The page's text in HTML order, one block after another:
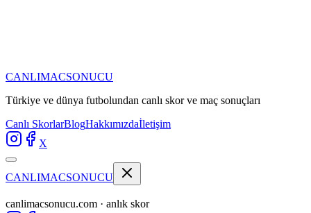
CANLIMACSONUCU
Türkiye ve dünya futbolundan canlı skor ve maç sonuçları
Canlı SkorlarBlogHakkımızdaİletişim
X
CANLIMACSONUCU
canlimacsonucu.com · anlık skor